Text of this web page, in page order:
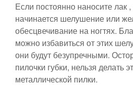
Если постоянно наносите лак
начинается шелушение или
обесцвечивание на ногтях.
можно избавиться от этих
они будут безупречными.
пилочки губки, нельзя делать
металлической пилки.